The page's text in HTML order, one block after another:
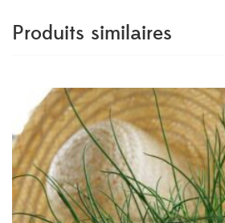
Produits similaires